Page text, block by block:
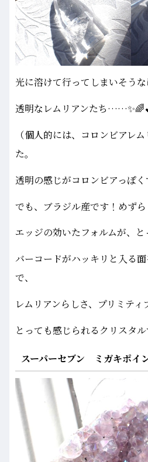
光に溶けて行ってしまいそうな
透明なレムリアンたち
（個人的には、コロンビアレ
た。
透明の感じがコロンビアっぽく
でも、ブラジル産です！めずら
エッジの効いたフォルムが、と
バーコードがハッキリと入る
で、
レムリアンらしさ、プリミティ
とっても感じられるクリスタ
スーパーセブン ミガキポイ